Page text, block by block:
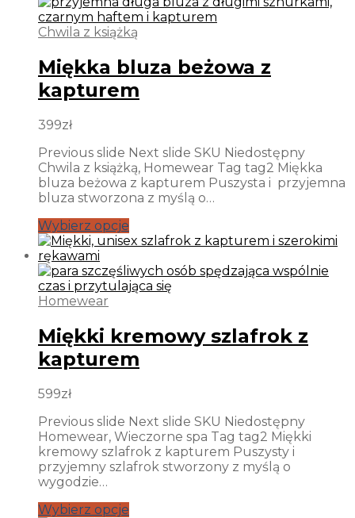
Chwila z książką
Miękka bluza beżowa z
kapturem
399zł
Previous slide Next slide SKU Niedostępny
Chwila z książką, Homewear Tag tag2 Miękka
bluza beżowa z kapturem Puszysta i przyjemna
bluza stworzona z myślą o…
Wybierz opcje
Homewear
Miękki kremowy szlafrok z
kapturem
599zł
Previous slide Next slide SKU Niedostępny
Homewear, Wieczorne spa Tag tag2 Miękki
kremowy szlafrok z kapturem Puszysty i
przyjemny szlafrok stworzony z myślą o
wygodzie…
Wybierz opcje